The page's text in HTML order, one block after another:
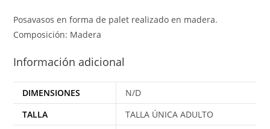
Posavasos en forma de palet realizado en madera.
Composición: Madera
Información adicional
DIMENSIONES
N/D
TALLA
TALLA ÚNICA ADULTO